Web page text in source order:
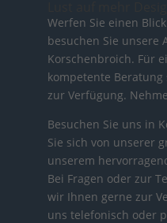
Werfen Sie einen
besuchen Sie unsere
Korschenbroich. Für
kompetente
zur Verfügung.
Besuchen Sie uns in
Sie sich von unserer
unserem
Bei Fragen oder zur
wir Ihnen gerne zur
uns telefonisch oder